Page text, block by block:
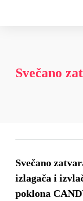
Svečano
Svečano
izlagača i
poklona